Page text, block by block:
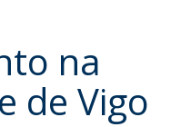
na
de Vigo